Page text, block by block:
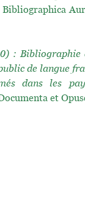
: Bibliographie
de langue
dans les
et